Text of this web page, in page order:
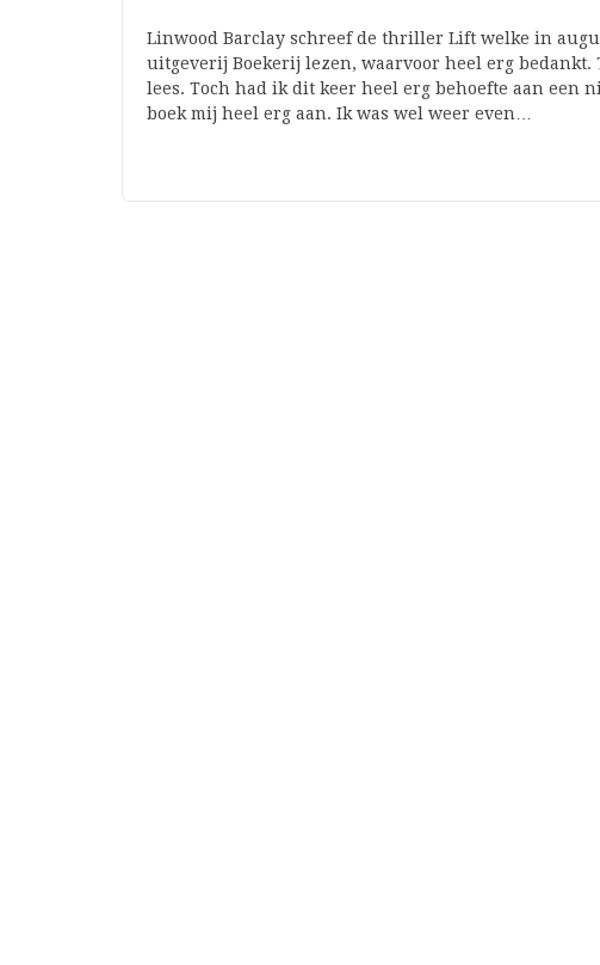
Linwood Barclay schreef de thriller Lift welke in
uitgeverij Boekerij lezen, waarvoor heel erg
lees. Toch had ik dit keer heel erg behoefte aan een
boek mij heel erg aan. Ik was wel weer even…